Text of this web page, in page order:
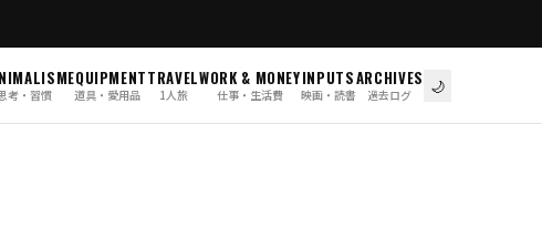
考・習慣
EQUIPMENT
道具・愛用品
TRAVEL
1人旅
WORK & MONEY
仕事・生活費
INPUTS
映画・読書
ARCHIVES
過去ログ 🌙